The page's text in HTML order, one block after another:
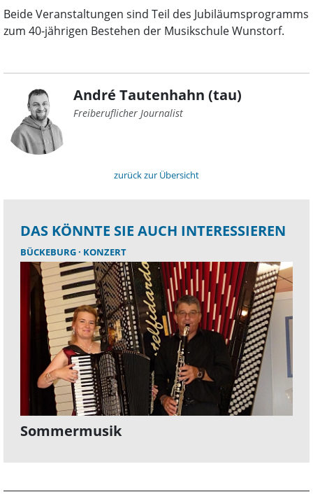
Beide Veranstaltungen sind Teil des Jubiläumsprogramms
zum 40-jährigen Bestehen der Musikschule Wunstorf.
André Tautenhahn (tau)
Freiberuflicher Journalist
zurück zur Übersicht
DAS KÖNNTE SIE AUCH INTERESSIEREN
BÜCKEBURG KONZERT
Sommermusik